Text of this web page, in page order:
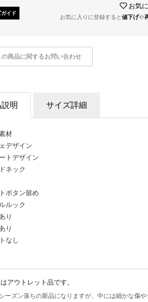
イド
お気
お気に入りに登録すると値下げや
の商品に関するお問い合わせ
明 サイズ詳細
材
デザイン
トデザイン
ネック
ボタン留め
ルック
り
り
なし
アウトレット品です。
ーズン落ちの新品になりますが、中には細かな傷